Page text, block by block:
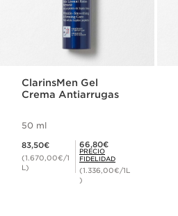
ClarinsMen Gel
Crema Antiarrugas
50 ml
83,50€
(1.670,00€/1
L)
Precio Fidelidad 66,80€
66,80€
PRECIO
FIDELIDAD
(1.336,00€/1L
)